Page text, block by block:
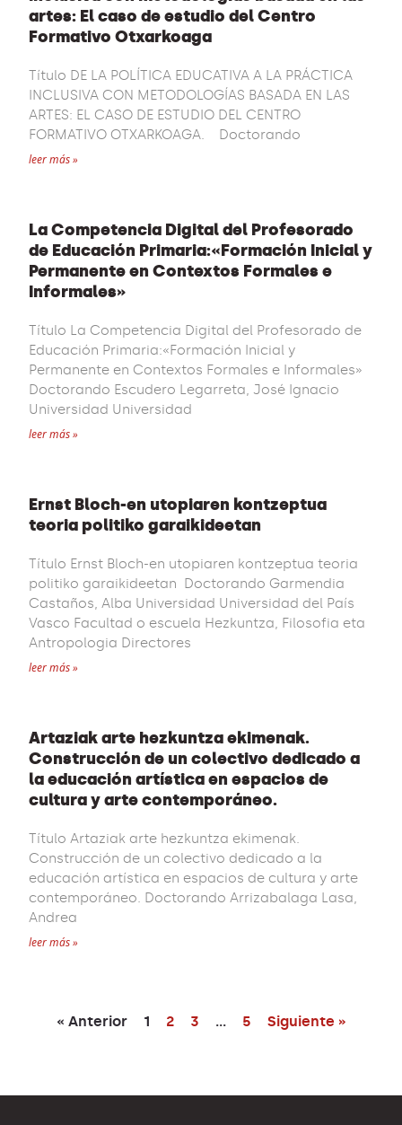
artes: El caso de estudio del Centro
Formativo Otxarkoaga
Título DE LA POLÍTICA EDUCATIVA A LA PRÁCTICA
INCLUSIVA CON METODOLOGÍAS BASADA EN LAS
ARTES: EL CASO DE ESTUDIO DEL CENTRO
FORMATIVO OTXARKOAGA. Doctorando
leer más »
La Competencia Digital del Profesorado
de Educación Primaria:«Formación Inicial y
Permanente en Contextos Formales e
Informales»
Título La Competencia Digital del Profesorado de
Educación Primaria:«Formación Inicial y
Permanente en Contextos Formales e Informales»
Doctorando Escudero Legarreta, José Ignacio
Universidad Universidad
leer más »
Ernst Bloch-en utopiaren kontzeptua
teoria politiko garaikideetan
Título Ernst Bloch-en utopiaren kontzeptua teoria
politiko garaikideetan Doctorando Garmendia
Castaños, Alba Universidad Universidad del País
Vasco Facultad o escuela Hezkuntza, Filosofia eta
Antropologia Directores
leer más »
Artaziak arte hezkuntza ekimenak.
Construcción de un colectivo dedicado a
la educación artística en espacios de
cultura y arte contemporáneo.
Título Artaziak arte hezkuntza ekimenak.
Construcción de un colectivo dedicado a la
educación artística en espacios de cultura y arte
contemporáneo. Doctorando Arrizabalaga Lasa,
Andrea
leer más »
« Anterior 1 2 3 … 5 Siguiente »